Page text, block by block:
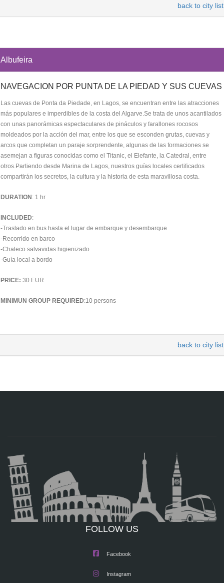
back to city list
Albufeira
NAVEGACION POR PUNTA DE LA PIEDAD Y SUS CUEVAS
Las cuevas de Ponta da Piedade, en Lagos, se encuentran entre las atracciones
más populares e imperdibles de la costa del Algarve.Se trata de unos acantilados
con unas panorámicas espectaculares de pináculos y farallones rocosos
moldeados por la acción del mar, entre los que se esconden grutas, cuevas y
arcos que completan un paraje sorprendente, algunas de las formaciones se
asemejan a figuras conocidas como el Titanic, el Elefante, la Catedral, entre
otros.Partiendo desde Marina de Lagos, nuestros guías locales certificados
compartirán los secretos, la cultura y la historia de esta maravillosa costa.
DURATION : 1 hr
INCLUDED:
-Traslado en bus hasta el lugar de embarque y desembarque
-Recorrido en barco
-Chaleco salvavidas higienizado
-Guía local a bordo
PRICE: 30 EUR
MINIMUN GROUP REQUIRED:10 persons
back to city list
FOLLOW US
Facebook
Instagram